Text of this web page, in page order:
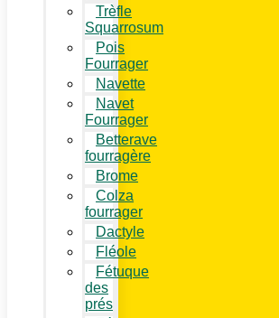
Trèfle
Squarrosum
Pois
Fourrager
Navette
Navet
Fourrager
Betterave
fourragère
Brome
Colza
fourrager
Dactyle
Fléole
Fétuque
des
prés